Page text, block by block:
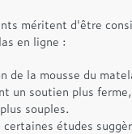
méritent d'être
en ligne :
de la mousse du
un soutien plus
souples.
études